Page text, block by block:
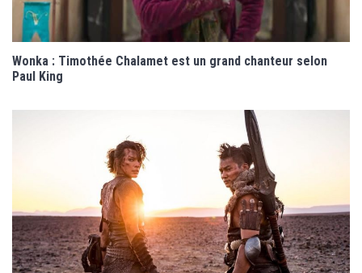
Wonka : Timothée Chalamet est un grand chanteur selon
Paul King